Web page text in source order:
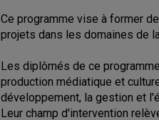
Ce programme vise à former
projets dans les domaines de
Les diplômés de ce
production médiatique et
développement, la gestion et
Leur champ d'intervention